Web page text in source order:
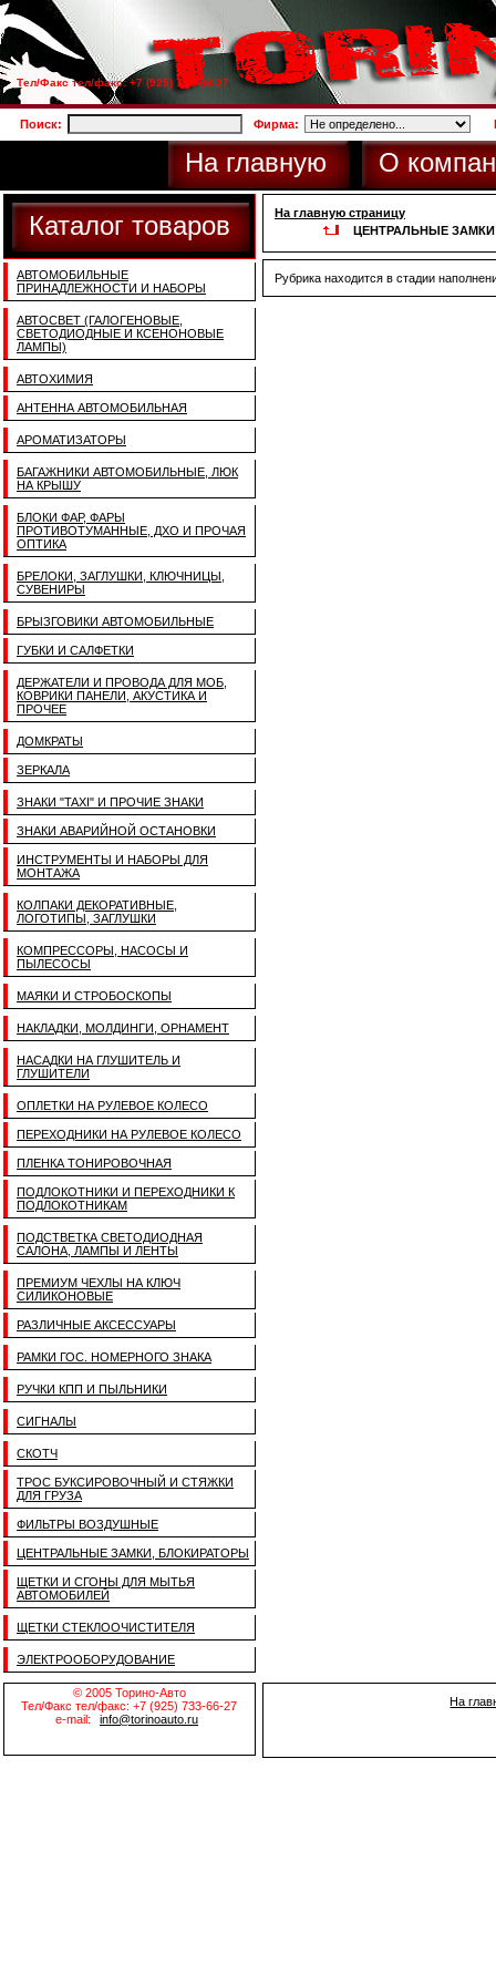
Тел/Факс тел/факс: +7 (925) 733-66-27
Поиск: Фирма:
На главную О
Каталог товаров
АВТОМОБИЛЬНЫЕ
ПРИНАДЛЕЖНОСТИ И НАБОРЫ
АВТОСВЕТ (ГАЛОГЕНОВЫЕ,
СВЕТОДИОДНЫЕ И КСЕНОНОВЫЕ
ЛАМПЫ)
АВТОХИМИЯ
АНТЕННА АВТОМОБИЛЬНАЯ
АРОМАТИЗАТОРЫ
БАГАЖНИКИ АВТОМОБИЛЬНЫЕ, ЛЮК
НА КРЫШУ
БЛОКИ ФАР, ФАРЫ
ПРОТИВОТУМАННЫЕ, ДХО И ПРОЧАЯ
ОПТИКА
БРЕЛОКИ, ЗАГЛУШКИ, КЛЮЧНИЦЫ,
СУВЕНИРЫ
БРЫЗГОВИКИ АВТОМОБИЛЬНЫЕ
ГУБКИ И САЛФЕТКИ
ДЕРЖАТЕЛИ И ПРОВОДА ДЛЯ МОБ,
КОВРИКИ ПАНЕЛИ, АКУСТИКА И
ПРОЧЕЕ
ДОМКРАТЫ
ЗЕРКАЛА
ЗНАКИ "TAXI" И ПРОЧИЕ ЗНАКИ
ЗНАКИ АВАРИЙНОЙ ОСТАНОВКИ
ИНСТРУМЕНТЫ И НАБОРЫ ДЛЯ
МОНТАЖА
КОЛПАКИ ДЕКОРАТИВНЫЕ,
ЛОГОТИПЫ, ЗАГЛУШКИ
КОМПРЕССОРЫ, НАСОСЫ И
ПЫЛЕСОСЫ
МАЯКИ И СТРОБОСКОПЫ
НАКЛАДКИ, МОЛДИНГИ, ОРНАМЕНТ
НАСАДКИ НА ГЛУШИТЕЛЬ И
ГЛУШИТЕЛИ
ОПЛЕТКИ НА РУЛЕВОЕ КОЛЕСО
ПЕРЕХОДНИКИ НА РУЛЕВОЕ КОЛЕСО
ПЛЕНКА ТОНИРОВОЧНАЯ
ПОДЛОКОТНИКИ И ПЕРЕХОДНИКИ К
ПОДЛОКОТНИКАМ
ПОДСТВЕТКА СВЕТОДИОДНАЯ
САЛОНА, ЛАМПЫ И ЛЕНТЫ
ПРЕМИУМ ЧЕХЛЫ НА КЛЮЧ
СИЛИКОНОВЫЕ
РАЗЛИЧНЫЕ АКСЕССУАРЫ
РАМКИ ГОС. НОМЕРНОГО ЗНАКА
РУЧКИ КПП И ПЫЛЬНИКИ
СИГНАЛЫ
СКОТЧ
ТРОС БУКСИРОВОЧНЫЙ И СТЯЖКИ
ДЛЯ ГРУЗА
ФИЛЬТРЫ ВОЗДУШНЫЕ
ЦЕНТРАЛЬНЫЕ ЗАМКИ, БЛОКИРАТОРЫ
ЩЕТКИ И СГОНЫ ДЛЯ МЫТЬЯ
АВТОМОБИЛЕЙ
ЩЕТКИ СТЕКЛООЧИСТИТЕЛЯ
ЭЛЕКТРООБОРУДОВАНИЕ
На главную страницу
ЦЕНТРАЛЬНЫЕ ЗАМКИ
Рубрика находится в стадии
© 2005 Торино-Авто
Тел/Факс тел/факс: +7 (925) 733-66-27
e-mail:
info@torinoauto.ru
На